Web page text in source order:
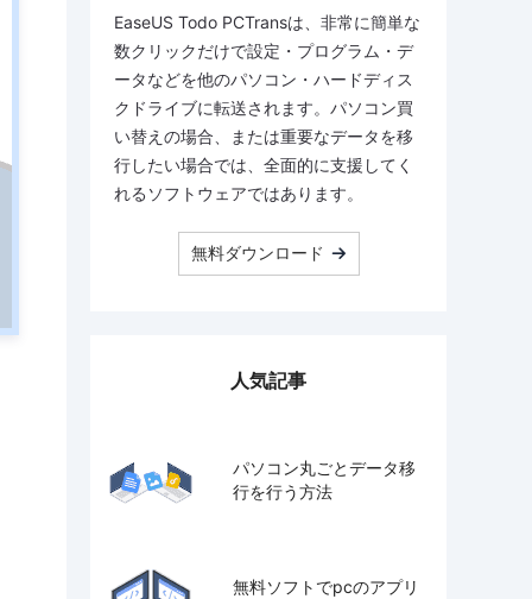
EaseUS Todo PCTransは、非常に簡単な
数クリックだけで設定・プログラム・デ
ータなどを他のパソコン・ハードディス
クドライブに転送されます。パソコン買
い替えの場合、または重要なデータを移
行したい場合では、全面的に支援してく
れるソフトウェアではあります。
無料ダウンロード
人気記事
パソコン丸ごとデータ移
行を行う方法
無料ソフトでpcのアプリ